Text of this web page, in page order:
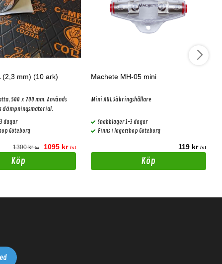
(2,3 mm) (10 ark)
500 x 700 mm. Används
dämpningsmaterial.
dagar
Göteborg
1300 kr/st 1095 kr /st
Köp
Machete MH-05 mini
Mini ANL Säkringshållare
Snabblager 1-3 dagar
Finns i lagershop Göteborg
119 kr /st
Köp